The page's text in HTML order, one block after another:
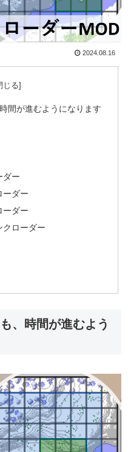
2024.08.16
間が進むようになります
ダー
ーダー
ーダー
クローダー
、時間が進むよう